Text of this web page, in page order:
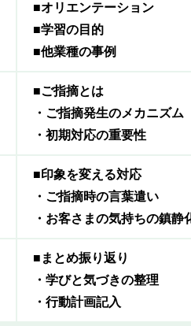
■オリエンテーション
■学習の目的
■他業種の事例
■ご指摘とは
・ご指摘発生のメカニズム
・初期対応の重要性
■印象を変える対応
・ご指摘時の言葉遣い
・お客さまの気持ちの鎮静
■まとめ振り返り
・学びと気づきの整理
・行動計画記入